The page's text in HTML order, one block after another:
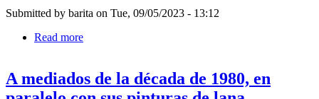
por
para
quienes
tuvo
familia
zapoteca
Submitted by barita on Tue, 09/05/2023 - 13:12
Read more
inaceptable,
la
A mediados de la década de 1980, en